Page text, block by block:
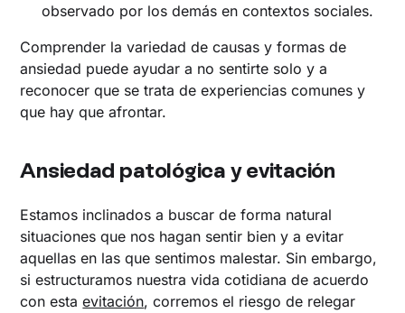
observado por los demás en contextos sociales.
Comprender la variedad de causas y formas de
ansiedad puede ayudar a no sentirte solo y a
reconocer que se trata de experiencias comunes y
que hay que afrontar.
Ansiedad patológica y evitación
Estamos inclinados a buscar de forma natural
situaciones que nos hagan sentir bien y a evitar
aquellas en las que sentimos malestar. Sin embargo,
si estructuramos nuestra vida cotidiana de acuerdo
con estaevitación, corremos el riesgo de relegar